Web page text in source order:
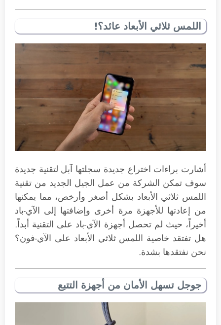
اللمس ثلاثي الأبعاد عائد؟!
أشارت براءات اختراع جديدة سجلتها آبل لتقنية جديدة
سوف تمكن الشركة من عمل الجيل الجديد من تقنية
اللمس ثلاثي الأبعاد بشكل أصغر وأرخص، مما يمكنها
من إعادتها للأجهزة مرة أخرى وإضافتها إلى الآي-باد
أخيراً، حيث لم تحصل أجهزة الآي-باد على التقنية أبداً.
هل تفتقد خاصية اللمس ثلاثي الأبعاد على الآي-فون؟
نحن نفتقدها بشدة.
جوجل تسهل الأمان من أجهزة التتبع